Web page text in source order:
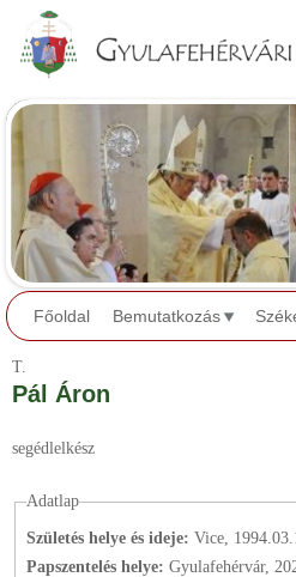
Főoldal Bemutatkozás
T.
Pál Áron
segédlelkész
Adatlap
Születés helye és ideje: Vice,
Papszentelés helye: Gyulafehérvár,